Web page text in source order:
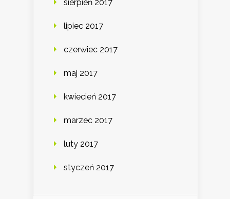
sierpień 2017
lipiec 2017
czerwiec 2017
maj 2017
kwiecień 2017
marzec 2017
luty 2017
styczeń 2017